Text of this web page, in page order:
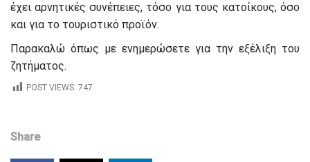
έχει αρνητικές συνέπειες, τόσο για τους κατοίκους, όσο
και για το τουριστικό προϊόν.
Παρακαλώ όπως με ενημερώσετε για την εξέλιξη του
ζητήματος.
POST VIEWS: 747
Share